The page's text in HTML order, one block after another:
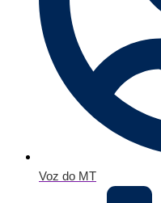
Voz do MT